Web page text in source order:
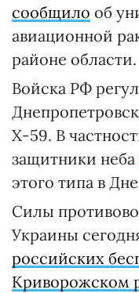
сообщило об
авиационной
районе области.
Войска РФ
Х-59. В
защитники неба
этого типа в
Силы
Украины
российских
Криворожском